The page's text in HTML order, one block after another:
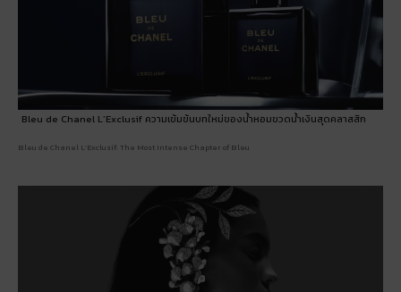
Bleu de Chanel L’Exclusif ความเข้มข้นบทใหม่ของน้ำหอมขวดน้ำเงินสุดคลาสสิก
Bleu de Chanel L’Exclusif: The Most Intense Chapter of Bleu